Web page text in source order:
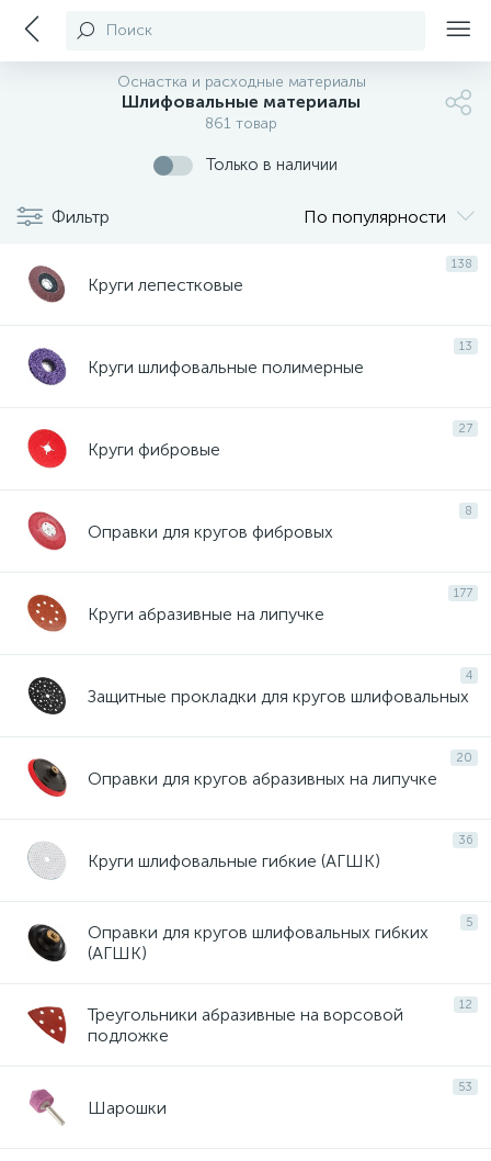
Поиск
Оснастка и расходные материалы
Шлифовальные материалы
861 товар
Только в наличии
Фильтр По популярности
138
Круги лепестковые
13
Круги шлифовальные полимерные
27
Круги фибровые
8
Оправки для кругов фибровых
177
Круги абразивные на липучке
4
Защитные прокладки для кругов шлифовальных
20
Оправки для кругов абразивных на липучке
36
Круги шлифовальные гибкие (АГШК)
5
Оправки для кругов шлифовальных гибких
(АГШК)
12
Треугольники абразивные на ворсовой
подложке
53
Шарошки